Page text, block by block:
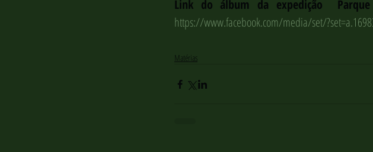
https://www.facebook.com/media/set/
Matérias